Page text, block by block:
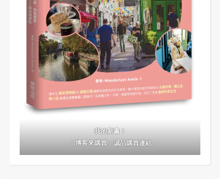
我的新書！
｜博客來購買｜誠品購買連結